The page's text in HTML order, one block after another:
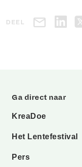
DEEL
Ga direct naar
KreaDoe
Het Lentefestival
Pers